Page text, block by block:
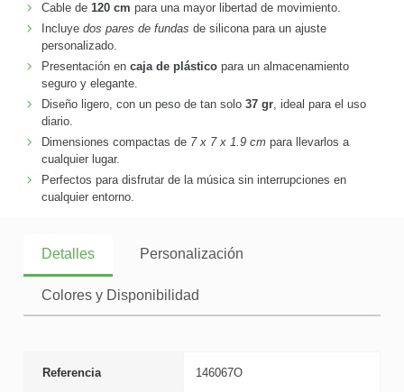
Cable de 120 cm para una mayor libertad de movimiento.
Incluye dos pares de fundas de silicona para un ajuste
personalizado.
Presentación en caja de plásticopara un almacenamiento
seguro y elegante.
Diseño ligero, con un peso de tan solo 37 gr, ideal para el uso
diario.
Dimensiones compactas de 7 x 7 x 1.9 cmpara llevarlos a
cualquier lugar.
Perfectos para disfrutar de la música sin interrupciones en
cualquier entorno.
Detalles Personalización
Colores y Disponibilidad
Referencia 146067O